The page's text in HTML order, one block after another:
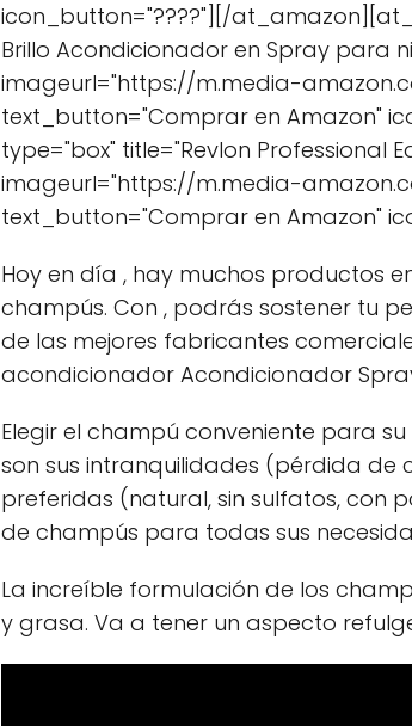
icon_button="????"][/
Brillo Acondicionador en Spray para
imageurl="https://m.media-
text_button="Comprar en Amazon"
type="box" title="Revlon Professional
imageurl="https://m.media-
text_button="Comprar en Amazon"
Hoy en día , hay muchos productos
champús. Con , podrás sostener tu
de las mejores fabricantes
acondicionador Acondicionador
Elegir el champú conveniente para
son sus intranquilidades (pérdida de
preferidas (natural, sin sulfatos, con
de champús para todas sus
La increíble formulación de los
y grasa. Va a tener un aspecto